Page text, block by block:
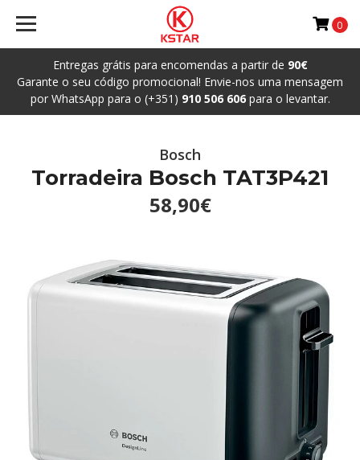
Entregas grátis para encomendas a partir de 90€
Garante o seu código promocional! Envie-nos uma mensagem
por WhatsApp para o (+351) 910 506 606para o levantar.
0
Bosch
Torradeira Bosch TAT3P421
58,90€